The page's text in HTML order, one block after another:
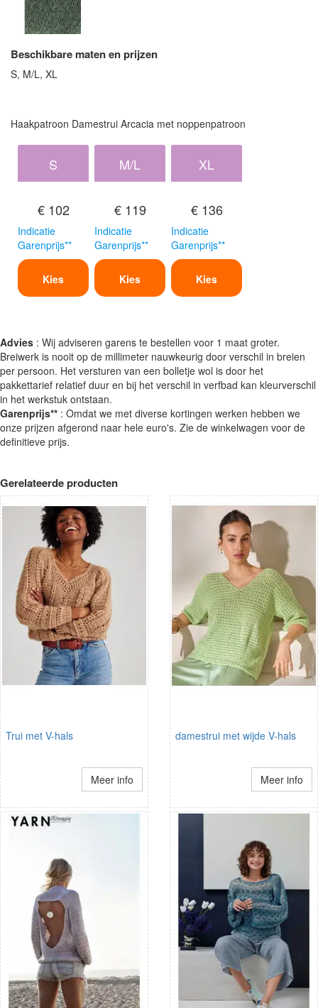
Beschikbare maten en prijzen
S, M/L, XL
Haakpatroon Damestrui Arcacia met noppenpatroon
S
€ 102
Indicatie
Garenprijs**
Kies
M/L
€ 119
Indicatie
Garenprijs**
Kies
XL
€ 136
Indicatie
Garenprijs**
Kies
Advies : Wij adviseren garens te bestellen voor 1 maat groter.
Breiwerk is nooit op de millimeter nauwkeurig door verschil in breien
per persoon. Het versturen van een bolletje wol is door het
pakkettarief relatief duur en bij het verschil in verfbad kan kleurverschil
in het werkstuk ontstaan.
Garenprijs** : Omdat we met diverse kortingen werken hebben we
onze prijzen afgerond naar hele euro's. Zie de winkelwagen voor de
definitieve prijs.
Gerelateerde producten
Trui met V-hals
Meer info
damestrui met wijde V-hals
Meer info